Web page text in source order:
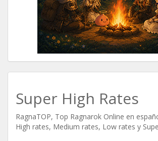
Super High Rates
RagnaTOP, Top Ragnarok Online en
High rates, Medium rates, Low rates y